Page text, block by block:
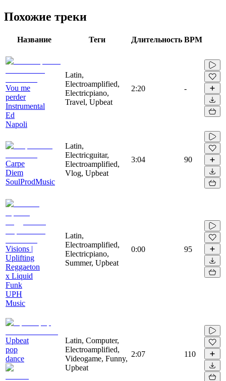
Похожие треки
Название Теги Длительность BPM
Vou me
perder
Instrumental
Ed
Napoli
Latin,
Electroamplified,
Electricpiano,
Travel, Upbeat
2:20 -
Carpe
Diem
SoulProdMusic
Latin,
Electricguitar,
Electroamplified,
Vlog, Upbeat
3:04 90
Visions |
Uplifting
Reggaeton
x Liquid
Funk
UPH
Music
Latin,
Electroamplified,
Electricpiano,
Summer, Upbeat
0:00 95
Upbeat
pop
dance
Latin, Computer,
Electroamplified,
Videogame, Funny,
Upbeat
2:07 110